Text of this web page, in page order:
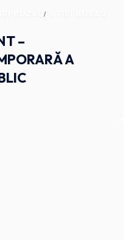
BUZAU
–
A